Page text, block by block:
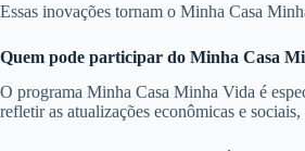
Essas inovações tornam o Minha Casa
Quem pode participar do Minha Casa
O programa Minha Casa Minha Vida é
refletir as atualizações econômicas e